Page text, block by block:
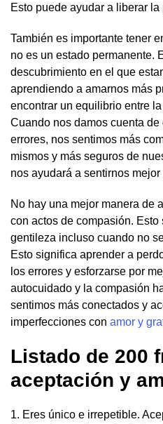
Esto puede ayudar a liberar
También es importante tener
no es un estado permanente.
descubrimiento en el que
aprendiendo a amarnos más
encontrar un equilibrio entre
Cuando nos damos cuenta
errores, nos sentimos más
mismos y más seguros de
nos ayudará a sentirnos
No hay una mejor manera de
con actos de compasión. Esto
gentileza incluso cuando no
Esto significa aprender a
los errores y esforzarse por
autocuidado y la compasión
sentimos más conectados y
imperfecciones con amor y
Listado de 200
aceptación y
1. Eres único e irrepetible.